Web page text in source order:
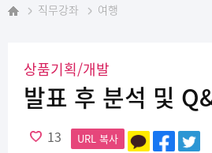
직무강좌 여행
상품기획/개발
발표 후 분석 및
13 URL 복사